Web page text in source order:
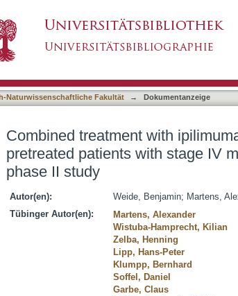
and intratumoral
in a phase II study
Naturwissenschaftliche Fakultät → Dokumentanzeige
Combined treatment with
pretreated patients with stage IV
phase II study
Autor(en): Weide, Benjamin; Martens,
Tübinger Autor(en):
Martens, Alexander
Wistuba-Hamprecht, Kilian
Zelba, Henning
Lipp, Hans-Peter
Klumpp, Bernhard
Soffel, Daniel
Garbe, Claus